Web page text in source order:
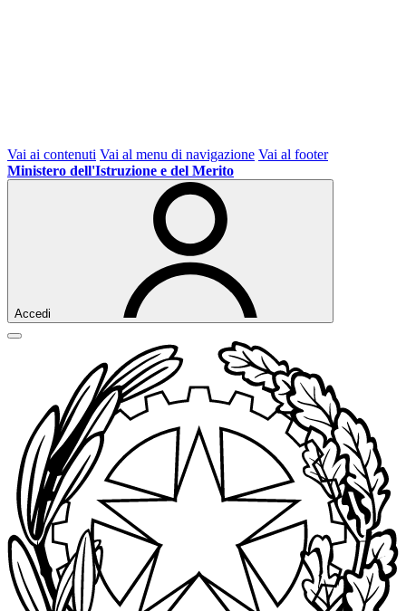
Vai ai contenuti Vai al menu di navigazione Vai al footer
Ministero dell'Istruzione e del Merito
Accedi